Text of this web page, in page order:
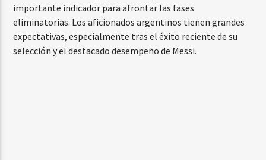
importante indicador para afrontar las fases
eliminatorias. Los aficionados argentinos tienen grandes
expectativas, especialmente tras el éxito reciente de su
selección y el destacado desempeño de Messi.